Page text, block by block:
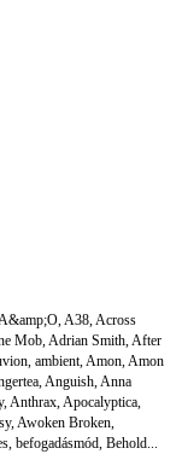
,A38,Across
Mob,Adrian Smith,After
, ambient,Amon,Amon
,Anguish,Anna
,Anthrax,Apocalyptica,
,Awoken Broken,
, befogadásmód, Behold...